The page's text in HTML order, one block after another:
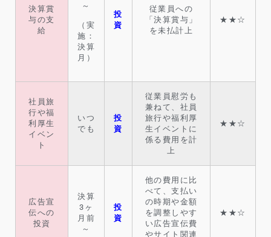
決算賞
与の支
給
～
（実
施：
決算
月）
投
資
従業員への
「決算賞与」
を未払計上
★★☆
社員旅
行や福
利厚生
イベン
ト
いつ
でも
投
資
従業員慰労も
兼ねて、社員
旅行や福利厚
生イベントに
係る費用を計
上
★★☆
広告宣
伝への
投資
決算
3ヶ
月前
～
投
資
他の費用に比
べて、支払い
の時期や金額
を調整しやす
い広告宣伝費
やサイト関連
★★☆